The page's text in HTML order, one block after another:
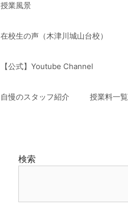
授業風景
在校生の声（木津川城山台校）
【公式】Youtube Channel
自慢のスタッフ紹介 授業料一覧
検索